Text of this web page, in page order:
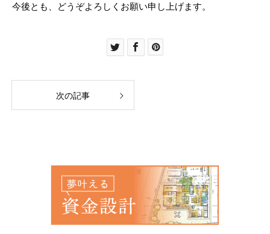
今後とも、どうぞよろしくお願い申し上げます。
次の記事